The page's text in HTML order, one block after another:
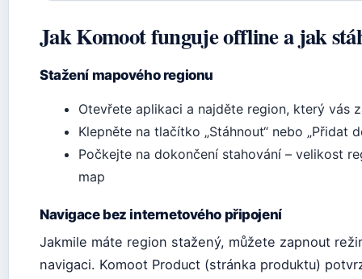
Jak Komoot funguje offline a jak
Stažení mapového regionu
Otevřete aplikaci a najděte region, který vás
Klepněte na tlačítko „Stáhnout“ nebo „Přidat
Počkejte na dokončení stahování – velikost
map
Navigace bez internetového připojení
Jakmile máte region stažený, můžete zapnout
navigaci. Komoot Product (stránka produktu)